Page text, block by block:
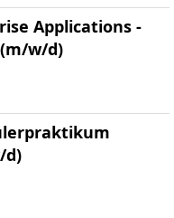
Applications -
w/d)
d)